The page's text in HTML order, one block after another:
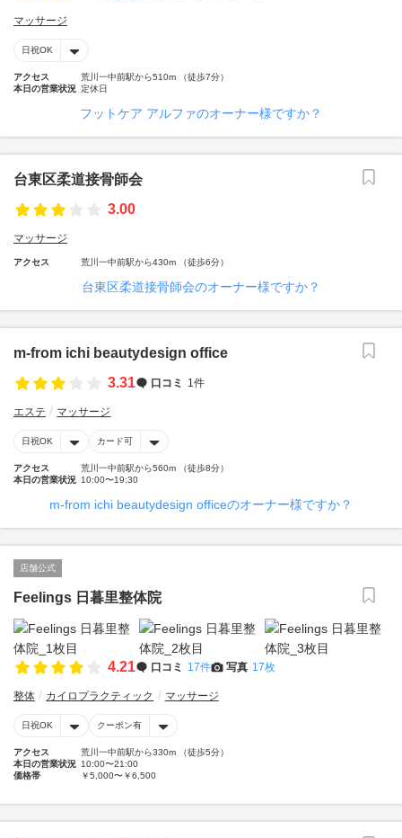
マッサージ
日祝OK
アクセス
荒川一中前駅から510m （徒歩7分）
本日の営業状況 定休日
フットケア アルファのオーナー様ですか？
台東区柔道接骨師会
3.00
マッサージ
アクセス 荒川一中前駅から430m （徒歩6分）
台東区柔道接骨師会のオーナー様ですか？
m-from ichi beautydesign office
3.31
口コミ 1件
エステ マッサージ
日祝OK カード可
アクセス
荒川一中前駅から560m （徒歩8分）
本日の営業状況 10:00〜19:30
m-from ichi beautydesign officeのオーナー様ですか？
店舗公式
Feelings 日暮里整体院
4.21 口コミ 17件 写真 17枚
整体 カイロプラクティック マッサージ
日祝OK クーポン有
アクセス
荒川一中前駅から330m （徒歩5分）
本日の営業状況 10:00〜21:00
価格帯
￥5,000〜￥6,500